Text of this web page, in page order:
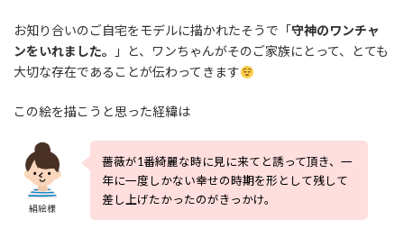
お知り合いのご自宅をモデルに描かれたそうで「守神のワンチャ
ンをいれました。
」と、ワンちゃんがそのご家族にとって、とても
大切な存在であることが伝わってきます
この絵を描こうと思った経緯は
絹絵様
薔薇が1番綺麗な時に見に来てと誘って頂き、一
年に一度しかない幸せの時期を形として残して
差し上げたかったのがきっかけ。